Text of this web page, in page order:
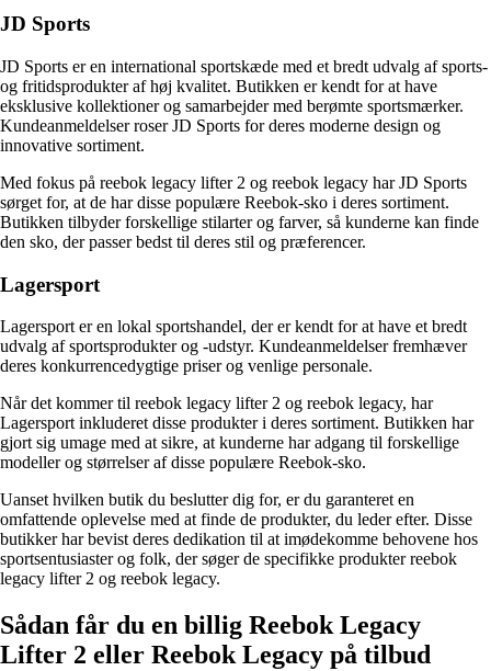
JD Sports
JD Sports er en international sportskæde med et bredt udvalg af sports-
og fritidsprodukter af høj kvalitet. Butikken er kendt for at have
eksklusive kollektioner og samarbejder med berømte sportsmærker.
Kundeanmeldelser roser JD Sports for deres moderne design og
innovative sortiment.
Med fokus på reebok legacy lifter 2 og reebok legacy har JD Sports
sørget for, at de har disse populære Reebok-sko i deres sortiment.
Butikken tilbyder forskellige stilarter og farver, så kunderne kan finde
den sko, der passer bedst til deres stil og præferencer.
Lagersport
Lagersport er en lokal sportshandel, der er kendt for at have et bredt
udvalg af sportsprodukter og -udstyr. Kundeanmeldelser fremhæver
deres konkurrencedygtige priser og venlige personale.
Når det kommer til reebok legacy lifter 2 og reebok legacy, har
Lagersport inkluderet disse produkter i deres sortiment. Butikken har
gjort sig umage med at sikre, at kunderne har adgang til forskellige
modeller og størrelser af disse populære Reebok-sko.
Uanset hvilken butik du beslutter dig for, er du garanteret en
omfattende oplevelse med at finde de produkter, du leder efter. Disse
butikker har bevist deres dedikation til at imødekomme behovene hos
sportsentusiaster og folk, der søger de specifikke produkter reebok
legacy lifter 2 og reebok legacy.
Sådan får du en billig Reebok Legacy
Lifter 2 eller Reebok Legacy på tilbud